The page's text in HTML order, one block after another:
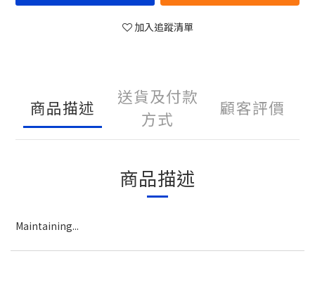
加入追蹤清單
商品描述
送貨及付款
方式
顧客評價
商品描述
Maintaining...